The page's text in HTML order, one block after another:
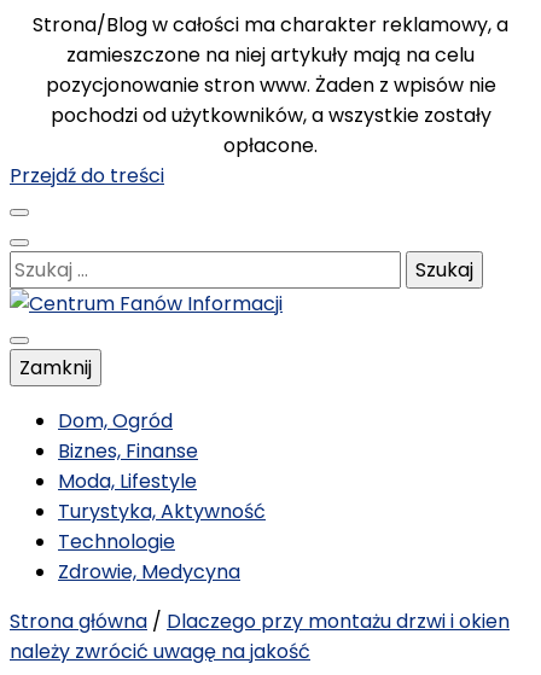
Strona/Blog w całości ma charakter reklamowy, a
zamieszczone na niej artykuły mają na celu
pozycjonowanie stron www. Żaden z wpisów nie
pochodzi od użytkowników, a wszystkie zostały
opłacone.
Przejdź do treści
Szukaj:
Centrum Fanów
Informacji
Poznawaj nowe, ciekawe informacje
Zamknij
Dom, Ogród
Biznes, Finanse
Moda, Lifestyle
Turystyka, Aktywność
Technologie
Zdrowie, Medycyna
Strona główna / Dlaczego przy montażu drzwi i okien
należy zwrócić uwagę na jakość